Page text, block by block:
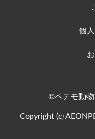
個
©ペテモ動物
Copyright (c)